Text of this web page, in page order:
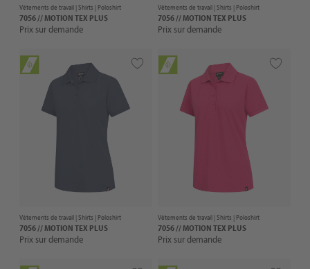
Vêtements de travail |Shirts | Poloshirt
7056 // MOTION TEX PLUS
Prix sur demande
Vêtements de travail |Shirts | Poloshirt
7056 // MOTION TEX PLUS
Prix sur demande
Vêtements de travail |Shirts | Poloshirt
7056 // MOTION TEX PLUS
Prix sur demande
Vêtements de travail |Shirts | Poloshirt
7056 // MOTION TEX PLUS
Prix sur demande